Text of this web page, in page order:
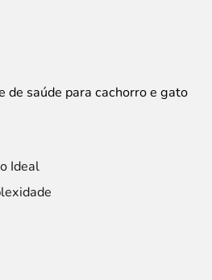
de saúde para cachorro e gato
Ideal